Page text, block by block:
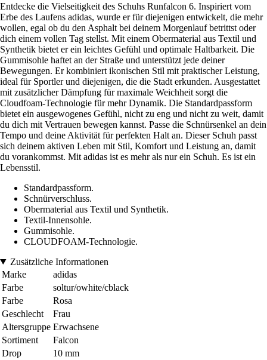
Entdecke die Vielseitigkeit des Schuhs Runfalcon 6. Inspiriert vom
Erbe des Laufens adidas, wurde er für diejenigen entwickelt, die mehr
wollen, egal ob du den Asphalt bei deinem Morgenlauf betrittst oder
dich einem vollen Tag stellst. Mit einem Obermaterial aus Textil und
Synthetik bietet er ein leichtes Gefühl und optimale Haltbarkeit. Die
Gummisohle haftet an der Straße und unterstützt jede deiner
Bewegungen. Er kombiniert ikonischen Stil mit praktischer Leistung,
ideal für Sportler und diejenigen, die die Stadt erkunden. Ausgestattet
mit zusätzlicher Dämpfung für maximale Weichheit sorgt die
Cloudfoam-Technologie für mehr Dynamik. Die Standardpassform
bietet ein ausgewogenes Gefühl, nicht zu eng und nicht zu weit, damit
du dich mit Vertrauen bewegen kannst. Passe die Schnürsenkel an dein
Tempo und deine Aktivität für perfekten Halt an. Dieser Schuh passt
sich deinem aktiven Leben mit Stil, Komfort und Leistung an, damit
du vorankommst. Mit adidas ist es mehr als nur ein Schuh. Es ist ein
Lebensstil.
Standardpassform.
Schnürverschluss.
Obermaterial aus Textil und Synthetik.
Textil-Innensohle.
Gummisohle.
CLOUDFOAM-Technologie.
Zusätzliche Informationen
Marke
adidas
Farbe
soltur/owhite/cblack
Farbe
Rosa
Geschlecht
Frau
Altersgruppe Erwachsene
Sortiment
Falcon
Drop
10 mm